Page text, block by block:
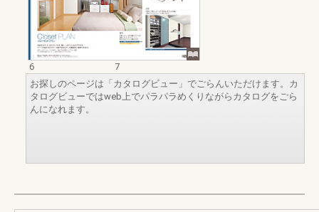
6
7
お探しのページは「カタログビュー」でごらんいただけます。カ
タログビューではweb上でパラパラめくりながらカタログをごら
んになれます。